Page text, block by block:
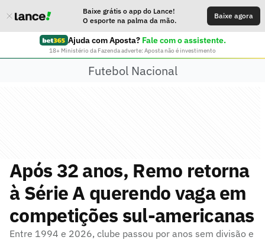
Baixe grátis o app do Lance!
O esporte na palma da mão.
Baixe agora
Ajuda com Aposta? Fale com o assistente.
18+ Ministério da Fazenda adverte: Aposta não é investimento
Futebol Nacional
Após 32 anos, Remo retorna
à Série A querendo vaga em
competições sul-americanas
Entre 1994 e 2026, clube passou por anos sem divisão e